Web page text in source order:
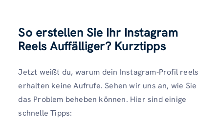
So erstellen Sie Ihr Instagram
Reels Auffälliger? Kurztipps
Jetzt weißt du, warum dein Instagram-Profil reels
erhalten keine Aufrufe. Sehen wir uns an, wie Sie
das Problem beheben können. Hier sind einige
schnelle Tipps: